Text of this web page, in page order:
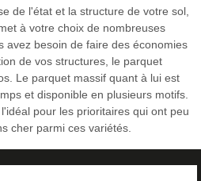
de l'état et la structure de votre sol,
à votre choix de nombreuses
avez besoin de faire des économies
de vos structures, le parquet
Le parquet massif quant à lui est
et disponible en plusieurs motifs.
pour les prioritaires qui ont peu
cher parmi ces variétés.